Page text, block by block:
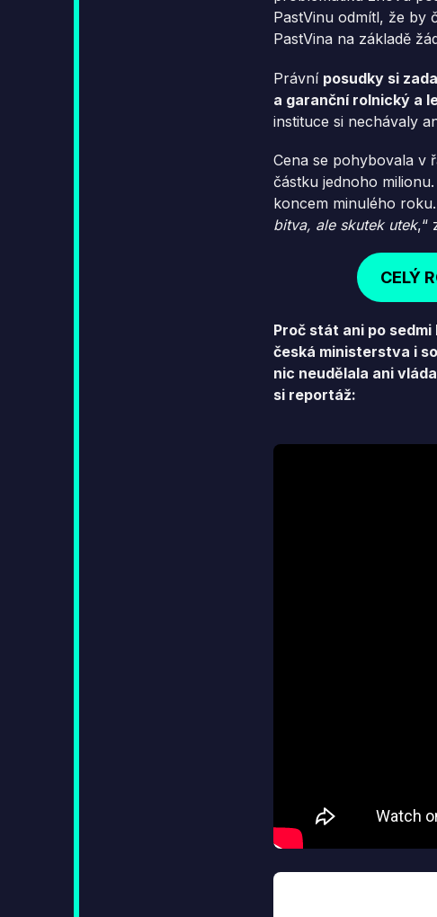
PastVinu odmítl, že by
PastVina na základě
Právní posudky si
a garanční rolnický a
instituce si nechávaly
Cena se pohybovala v
částku jednoho
koncem minulého roku.
bitva, ale skutek utek,“
CELÝ
Proč stát ani po
česká ministerstva i
nic neudělala ani
si reportáž: